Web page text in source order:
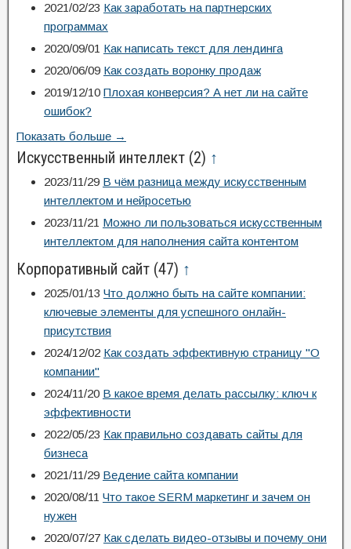
2021/02/23 Как заработать на партнерских
программах
2020/09/01 Как написать текст для лендинга
2020/06/09 Как создать воронку продаж
2019/12/10 Плохая конверсия? А нет ли на сайте
ошибок?
Показать больше →
Искусственный интеллект (2) ↑
2023/11/29 В чём разница между искусственным
интеллектом и нейросетью
2023/11/21 Можно ли пользоваться искусственным
интеллектом для наполнения сайта контентом
Корпоративный сайт (47) ↑
2025/01/13 Что должно быть на сайте компании:
ключевые элементы для успешного онлайн-
присутствия
2024/12/02 Как создать эффективную страницу "О
компании"
2024/11/20 В какое время делать рассылку: ключ к
эффективности
2022/05/23 Как правильно создавать сайты для
бизнеса
2021/11/29 Ведение сайта компании
2020/08/11 Что такое SERM маркетинг и зачем он
нужен
2020/07/27 Как сделать видео-отзывы и почему они